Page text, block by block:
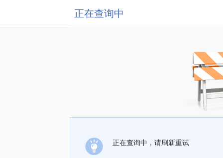
正在查询中
正在查询中，请刷新重试